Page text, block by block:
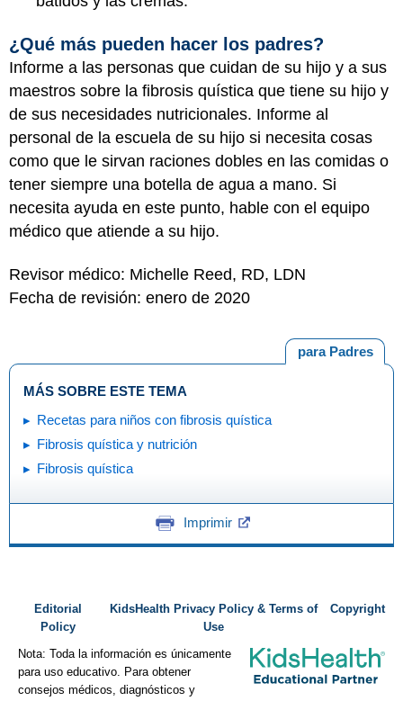
¿Qué más pueden hacer los padres?
Informe a las personas que cuidan de su hijo y a sus
maestros sobre la fibrosis quística que tiene su hijo y
de sus necesidades nutricionales. Informe al
personal de la escuela de su hijo si necesita cosas
como que le sirvan raciones dobles en las comidas o
tener siempre una botella de agua a mano. Si
necesita ayuda en este punto, hable con el equipo
médico que atiende a su hijo.
Revisor médico: Michelle Reed, RD, LDN
Fecha de revisión: enero de 2020
para Padres
MÁS SOBRE ESTE TEMA
Recetas para niños con fibrosis quística
Fibrosis quística y nutrición
Fibrosis quística
Imprimir
Editorial
Policy
KidsHealth Privacy Policy & Terms of
Use
Copyright
Nota: Toda la información es únicamente
para uso educativo. Para obtener
consejos médicos, diagnósticos y